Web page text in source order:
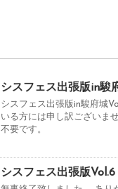
シスフェス出張版in
シスフェス出張版in駿府城
いる方には申し訳ございま
不要です。
シスフェス出張版